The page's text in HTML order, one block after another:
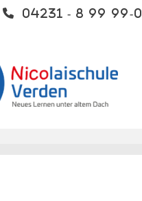
04231 - 8 99 99-0
Schulleben
Vernetzt
Kontakt